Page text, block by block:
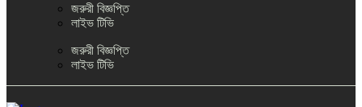
জরুরী বিজ্ঞপ্তি
লাইভ টিভি
জরুরী বিজ্ঞপ্তি
লাইভ টিভি